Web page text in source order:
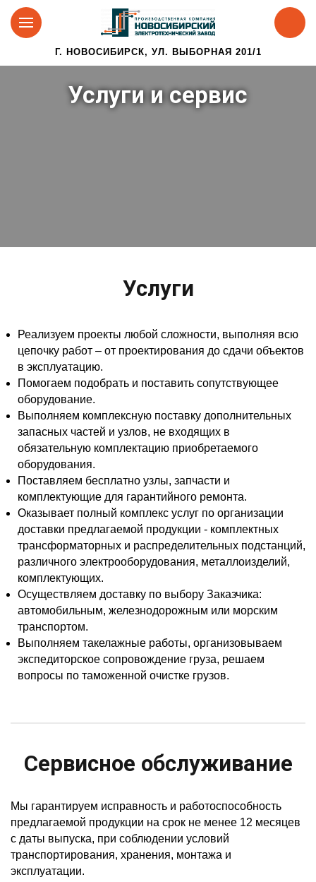
Г. НОВОСИБИРСК, УЛ. ВЫБОРНАЯ 201/1
Услуги и сервис
Услуги
Реализуем проекты любой сложности, выполняя всю
цепочку работ – от проектирования до сдачи объектов
в эксплуатацию.
Помогаем подобрать и поставить сопутствующее
оборудование.
Выполняем комплексную поставку дополнительных
запасных частей и узлов, не входящих в
обязательную комплектацию приобретаемого
оборудования.
Поставляем бесплатно узлы, запчасти и
комплектующие для гарантийного ремонта.
Оказывает полный комплекс услуг по организации
доставки предлагаемой продукции - комплектных
трансформаторных и распределительных подстанций,
различного электрооборудования, металлоизделий,
комплектующих.
Осуществляем доставку по выбору Заказчика:
автомобильным, железнодорожным или морским
транспортом.
Выполняем такелажные работы, организовываем
экспедиторское сопровождение груза, решаем
вопросы по таможенной очистке грузов.
Сервисное обслуживание
Мы гарантируем исправность и работоспособность
предлагаемой продукции на срок не менее 12 месяцев
с даты выпуска, при соблюдении условий
транспортирования, хранения, монтажа и
эксплуатации.